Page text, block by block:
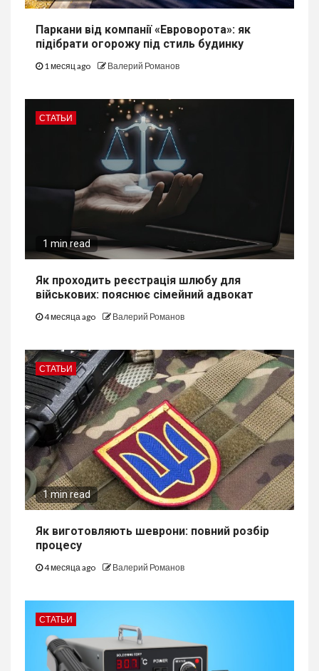
Паркани від компанії «Евроворота»: як
підібрати огорожу під стиль будинку
1 месяц ago Валерий Романов
СТАТЬИ
1 min read
Як проходить реєстрація шлюбу для
військових: пояснює сімейний адвокат
4 месяца ago Валерий Романов
СТАТЬИ
1 min read
Як виготовляють шеврони: повний розбір
процесу
4 месяца ago Валерий Романов
СТАТЬИ